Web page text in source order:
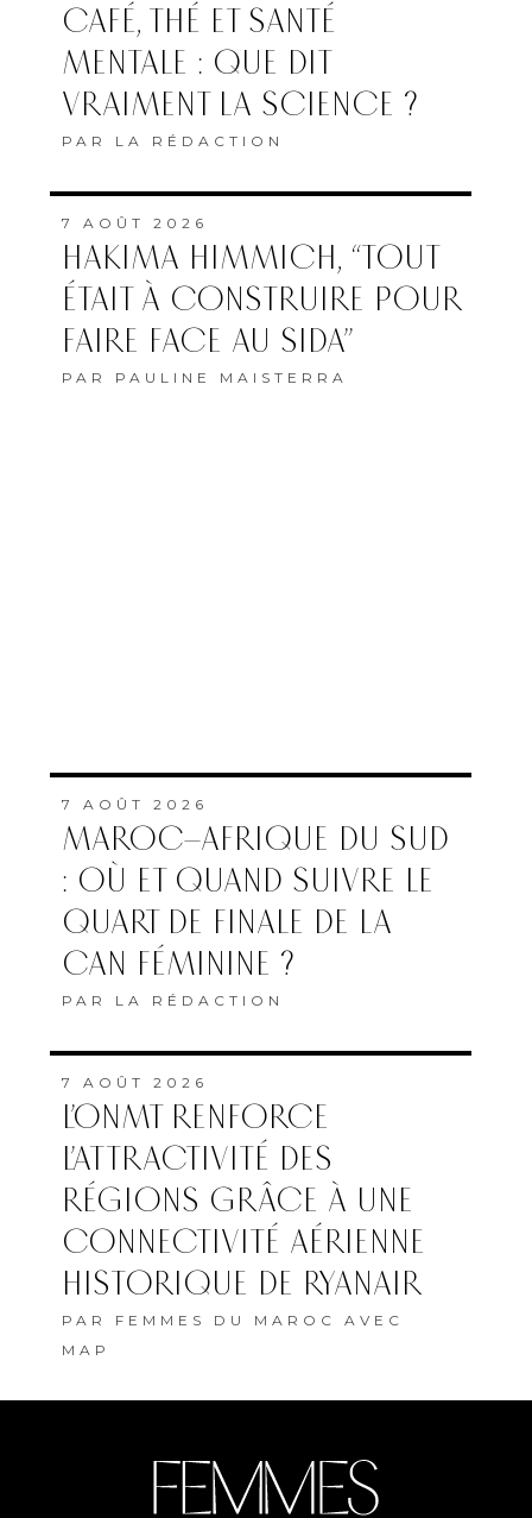
CAFÉ, THÉ ET SANTÉ
MENTALE : QUE DIT
VRAIMENT LA SCIENCE ?
PAR LA RÉDACTION
7 AOÛT 2026
HAKIMA HIMMICH, “TOUT
ÉTAIT À CONSTRUIRE POUR
FAIRE FACE AU SIDA”
PAR PAULINE MAISTERRA
7 AOÛT 2026
MAROC–AFRIQUE DU SUD
: OÙ ET QUAND SUIVRE LE
QUART DE FINALE DE LA
CAN FÉMININE ?
PAR LA RÉDACTION
7 AOÛT 2026
L’ONMT RENFORCE
L’ATTRACTIVITÉ DES
RÉGIONS GRÂCE À UNE
CONNECTIVITÉ AÉRIENNE
HISTORIQUE DE RYANAIR
PAR FEMMES DU MAROC AVEC
MAP